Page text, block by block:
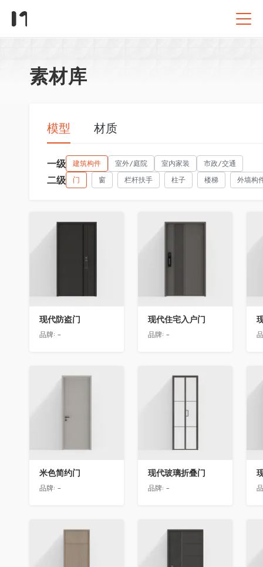
素材库
模型 材质
一级 建筑构件 室外/庭院 室内家装 市政/交通
二级 门 窗 栏杆扶手 柱子 楼梯 外墙构
收藏
现代防盗门
品牌: -
收藏
现代住宅入户门
品牌: -
收藏
米色简约门
品牌: -
收藏
现代玻璃折叠门
品牌: -
收藏 收藏